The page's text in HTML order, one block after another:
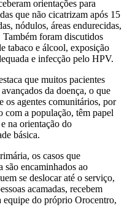
orientações para
que não cicatrizam após 15
nódulos, áreas endurecidas,
Também foram discutidos
tabaco e álcool, exposição
e infecção pelo HPV.
que muitos pacientes
da doença, o que
os agentes comunitários, por
com a população, têm papel
na orientação do
básica.
os casos que
são encaminhados ao
se deslocar até o serviço,
acamadas, recebem
do próprio Orocentro,